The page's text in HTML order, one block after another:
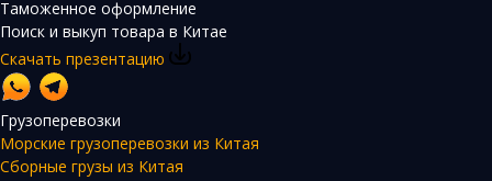
Таможенное оформление
Поиск и выкуп товара в Китае
Скачать презентацию
Грузоперевозки
Морские грузоперевозки из Китая
Сборные грузы из Китая